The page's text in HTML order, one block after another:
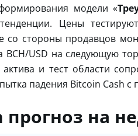
модели «
Цены
со стороны продавцов
BCH/USD на следующую
и тест области
падения Bitcoin Cash
прогноз на